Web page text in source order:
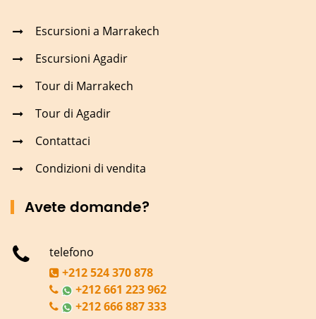
Escursioni a Marrakech
Escursioni Agadir
Tour di Marrakech
Tour di Agadir
Contattaci
Condizioni di vendita
Avete domande?
telefono
+212 524 370 878
+212 661 223 962
+212 666 887 333